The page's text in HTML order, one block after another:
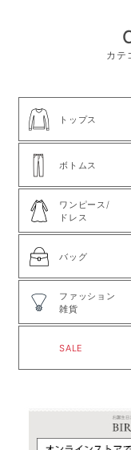
カテ
トップス
ボトムス
ワンピース/
ドレス
バッグ
ファッション
雑貨
SALE